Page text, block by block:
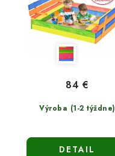
Výroba (1-2 týždne)
84 €
DETAIL